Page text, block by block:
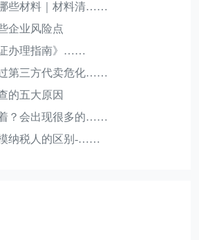
些材料｜材料清……
企业风险点
办理指南》……
第三方代卖危化……
的五大原因
？会出现很多的……
纳税人的区别-……